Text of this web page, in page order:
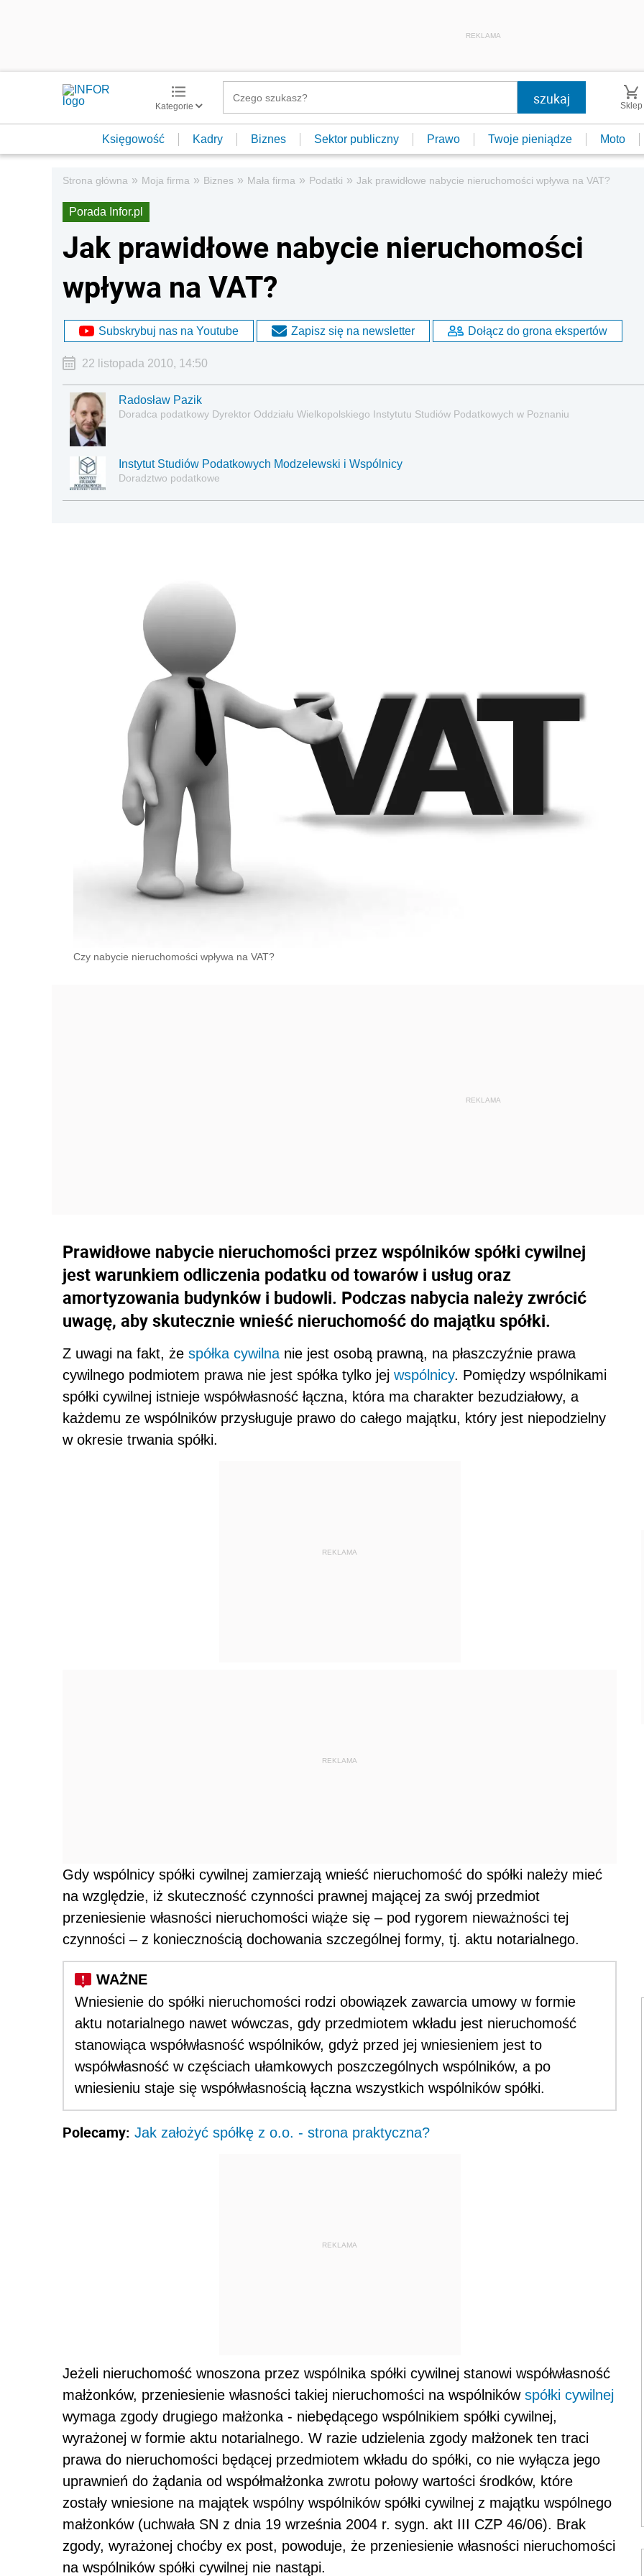
REKLAMA
Kategorie Sklep
Księgowość Kadry Biznes Sektor publiczny Prawo Twoje pieniądze Moto
Strona główna » Moja firma » Biznes » Mała firma » Podatki » Jak prawidłowe nabycie nieruchomości wpływa na VAT?
Porada Infor.pl
Jak prawidłowe nabycie nieruchomości
wpływa na VAT?
Subskrybuj nas na Youtube Zapisz się na newsletter Dołącz do grona ekspertów
22 listopada 2010, 14:50
Radosław Pazik
Doradca podatkowy Dyrektor Oddziału Wielkopolskiego Instytutu Studiów Podatkowych w Poznaniu
Instytut Studiów Podatkowych Modzelewski i Wspólnicy
Doradztwo podatkowe
Czy nabycie nieruchomości wpływa na VAT?
Prawidłowe nabycie nieruchomości przez wspólników spółki cywilnej
jest warunkiem odliczenia podatku od towarów i usług oraz
amortyzowania budynków i budowli. Podczas nabycia należy zwrócić
uwagę, aby skutecznie wnieść nieruchomość do majątku spółki.
Z uwagi na fakt, że spółka cywilna nie jest osobą prawną, na płaszczyźnie prawa
cywilnego podmiotem prawa nie jest spółka tylko jej wspólnicy. Pomiędzy wspólnikami
spółki cywilnej istnieje współwłasność łączna, która ma charakter bezudziałowy, a
każdemu ze wspólników przysługuje prawo do całego majątku, który jest niepodzielny
w okresie trwania spółki.
REKLAMA
REKLAMA
Gdy wspólnicy spółki cywilnej zamierzają wnieść nieruchomość do spółki należy mieć
na względzie, iż skuteczność czynności prawnej mającej za swój przedmiot
przeniesienie własności nieruchomości wiąże się – pod rygorem nieważności tej
czynności – z koniecznością dochowania szczególnej formy, tj. aktu notarialnego.
Wniesienie do spółki nieruchomości rodzi obowiązek zawarcia umowy w formie
aktu notarialnego nawet wówczas, gdy przedmiotem wkładu jest nieruchomość
stanowiąca współwłasność wspólników, gdyż przed jej wniesieniem jest to
współwłasność w częściach ułamkowych poszczególnych wspólników, a po
wniesieniu staje się współwłasnością łączna wszystkich wspólników spółki.
Polecamy: Jak założyć spółkę z o.o. - strona praktyczna?
REKLAMA
Jeżeli nieruchomość wnoszona przez wspólnika spółki cywilnej stanowi współwłasność
małżonków, przeniesienie własności takiej nieruchomości na wspólników spółki cywilnej
wymaga zgody drugiego małżonka - niebędącego wspólnikiem spółki cywilnej,
wyrażonej w formie aktu notarialnego. W razie udzielenia zgody małżonek ten traci
prawa do nieruchomości będącej przedmiotem wkładu do spółki, co nie wyłącza jego
uprawnień do żądania od współmałżonka zwrotu połowy wartości środków, które
zostały wniesione na majątek wspólny wspólników spółki cywilnej z majątku wspólnego
małżonków (uchwała SN z dnia 19 września 2004 r. sygn. akt III CZP 46/06). Brak
zgody, wyrażonej choćby ex post, powoduje, że przeniesienie własności nieruchomości
na wspólników spółki cywilnej nie nastąpi.